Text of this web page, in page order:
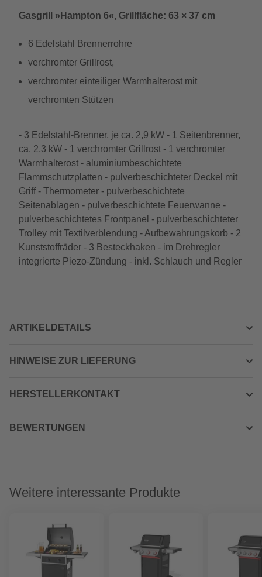
Gasgrill »Hampton 6«, Grillfläche: 63 × 37 cm
6 Edelstahl Brennerrohre
verchromter Grillrost,
verchromter einteiliger Warmhalterost mit
verchromten Stützen
- 3 Edelstahl-Brenner, je ca. 2,9 kW - 1 Seitenbrenner,
ca. 2,3 kW - 1 verchromter Grillrost - 1 verchromter
Warmhalterost - aluminiumbeschichtete
Flammschutzplatten - pulverbeschichteter Deckel mit
Griff - Thermometer - pulverbeschichtete
Seitenablagen - pulverbeschichtete Feuerwanne -
pulverbeschichtetes Frontpanel - pulverbeschichteter
Trolley mit Textilverblendung - Aufbewahrungskorb - 2
Kunststoffräder - 3 Besteckhaken - im Drehregler
integrierte Piezo-Zündung - inkl. Schlauch und Regler
ARTIKELDETAILS
HINWEISE ZUR LIEFERUNG
HERSTELLERKONTAKT
BEWERTUNGEN
Weitere interessante Produkte